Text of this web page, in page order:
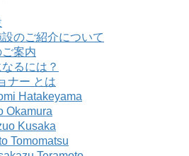
のご紹介について
案内
るには？
ナー とは
Hatakeyama
Okamura
Kusaka
Tomomatsu